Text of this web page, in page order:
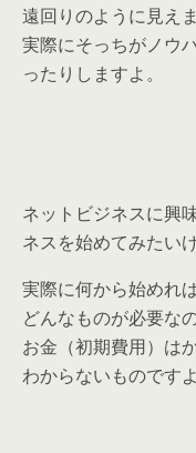
遠回りのように見えま
実際にそっちがノウ
ったりしますよ。
ネットビジネスに興
ネスを始めてみたい
実際に何から始めれ
どんなものが必要な
お金（初期費用）は
わからないものですよ